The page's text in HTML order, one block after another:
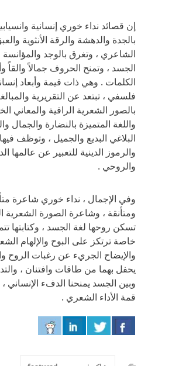
إن قصائد نداء خوري إنسانية
بالجدة والدهشة والرقة الأنثوية
الشاعري ، وتغرق بالوجد والمؤانسة
الجسد ، وتمنح الحروف جمالاً والقاً
الكلمات . وهي ذات قيمة وأبعاد
فلسفي ، تبتعد عن التقريرية
بالصور الشعرية الراقية والمعاني
واللغة المتميزة بالنضارة والجمال
البلاغي البديع والجميل ، وتوظف
والرموز الدينية للتعبير عن عالمها
والروحي .
وفي الإجمال ، نداء خوري شاعرة
ومتأنقة ، وشاعرة الصورة الشعرية
تسكن روحها لغة الجسد ، وكتابتها
خاصة ترتكز على البوح والإلهام
والإيضاح الجريء عن رغبات الروح
يحفل بهما من طاقات وافتنان ،
وبين الجسد يمنحنا الدفء الإنساني ،
قمة الأداء الشعري .